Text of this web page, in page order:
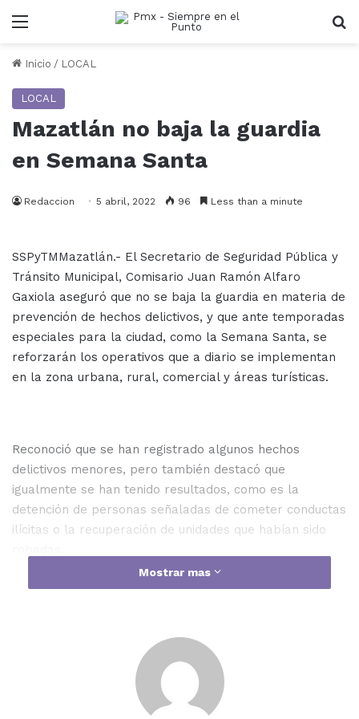
Menu
Inicio / LOCAL
LOCAL
Mazatlán no baja la guardia
en Semana Santa
Redaccion 5 abril, 2022 96 Less than a minute
SSPyTMMazatlán.- El Secretario de Seguridad Pública y
Tránsito Municipal, Comisario Juan Ramón Alfaro
Gaxiola aseguró que no se baja la guardia en materia de
prevención de hechos delictivos, y que ante temporadas
especiales para la ciudad, como la Semana Santa, se
reforzarán los operativos que a diario se implementan
en la zona urbana, rural, comercial y áreas turísticas.
Reconoció que se han registrado algunos hechos
delictivos menores, pero también destacó que
igualmente se han tenido resultados, como es la
detención de personas señaladas de cometer conductas
ilícitas o la recuperación de unidades que habían sido
Agregó que el Programa de Alcoholemia no será
Alcoholemia Mazatlan
Mostrar mas